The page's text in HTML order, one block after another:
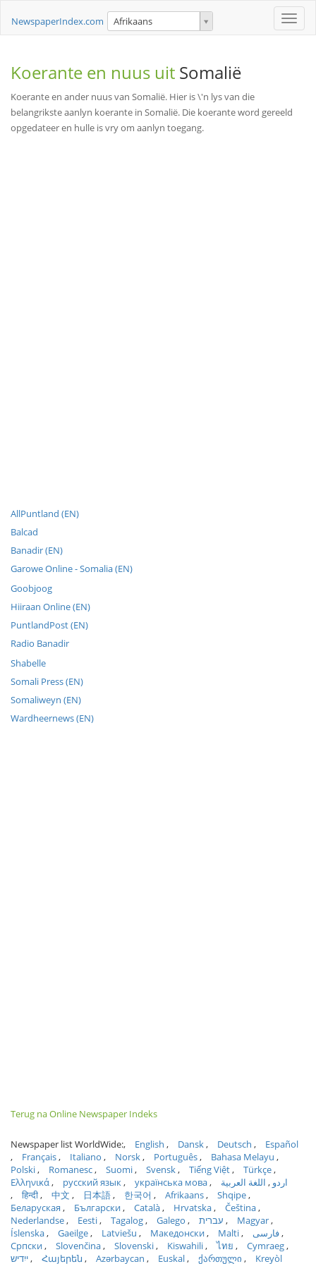
Toggle
NewspaperIndex.com Afrikaans
Koerante en nuus uit Somalië
Koerante en ander nuus van Somalië. Hier is \'n lys van die
belangrikste aanlyn koerante in Somalië. Die koerante word gereeld
opgedateer en hulle is vry om aanlyn toegang.
AllPuntland (EN)
Balcad
Banadir (EN)
Garowe Online - Somalia (EN)
Goobjoog
Hiiraan Online (EN)
PuntlandPost (EN)
Radio Banadir
Shabelle
Somali Press (EN)
Somaliweyn (EN)
Wardheernews (EN)
Terug na Online Newspaper Indeks
Newspaper list WorldWide: English Dansk Deutsch
Español
Français
Italiano Norsk Português
Bahasa Melayu
Polski
Romanesc Suomi Svensk Tiếng Việt
Türkçe
Ελληνικά
русский язык українська мова اردو
اللغة العربية
हिन्दी
中文 日本語 한국어 Afrikaans
Shqipe
Беларуская
Български Català Hrvatska
Čeština
Nederlandse
Eesti Tagalog Galego עברית
Magyar
Íslenska
Gaeilge Latviešu Македонски Malti
فارسی
Српски
Slovenčina Slovenski Kiswahili ไทย
Cymraeg
ייִדיש
Հայերեն Azərbaycan Euskal ქართული Kreyòl